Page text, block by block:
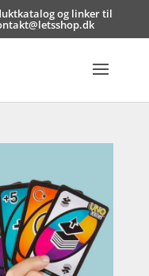
og linker til